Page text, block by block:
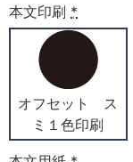
本文印刷 *
オフセット ス
ミ１色印刷